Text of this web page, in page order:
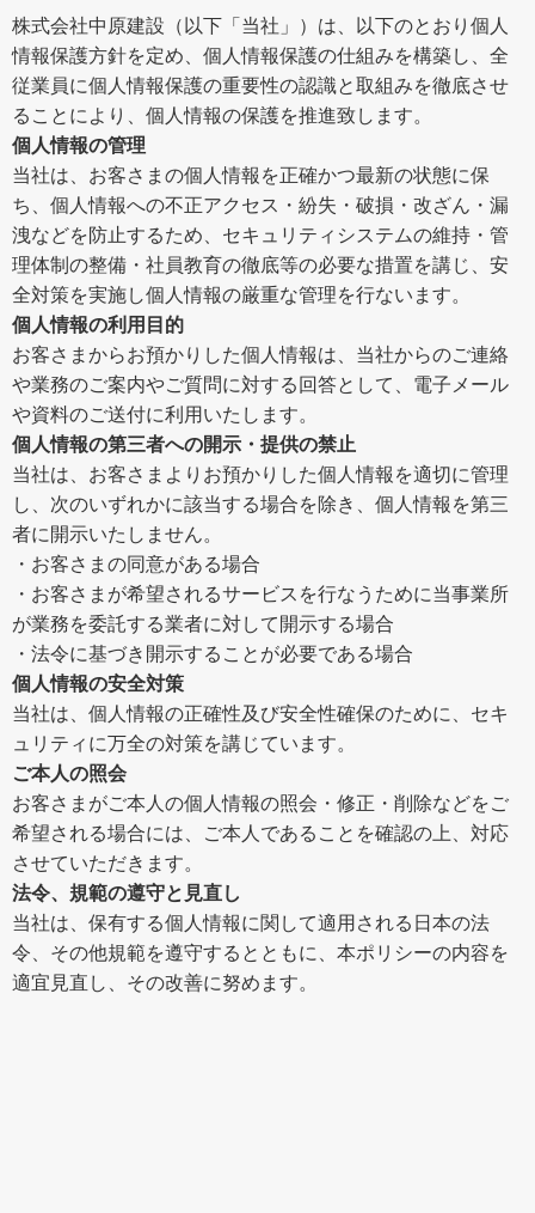
株式会社中原建設（以下「当社」）は、以下のとおり個人
情報保護方針を定め、個人情報保護の仕組みを構築し、全
従業員に個人情報保護の重要性の認識と取組みを徹底させ
ることにより、個人情報の保護を推進致します。
個人情報の管理
当社は、お客さまの個人情報を正確かつ最新の状態に保
ち、個人情報への不正アクセス・紛失・破損・改ざん・漏
洩などを防止するため、セキュリティシステムの維持・管
理体制の整備・社員教育の徹底等の必要な措置を講じ、安
全対策を実施し個人情報の厳重な管理を行ないます。
個人情報の利用目的
お客さまからお預かりした個人情報は、当社からのご連絡
や業務のご案内やご質問に対する回答として、電子メール
や資料のご送付に利用いたします。
個人情報の第三者への開示・提供の禁止
当社は、お客さまよりお預かりした個人情報を適切に管理
し、次のいずれかに該当する場合を除き、個人情報を第三
者に開示いたしません。
・お客さまの同意がある場合
・お客さまが希望されるサービスを行なうために当事業所
が業務を委託する業者に対して開示する場合
・法令に基づき開示することが必要である場合
個人情報の安全対策
当社は、個人情報の正確性及び安全性確保のために、セキ
ュリティに万全の対策を講じています。
ご本人の照会
お客さまがご本人の個人情報の照会・修正・削除などをご
希望される場合には、ご本人であることを確認の上、対応
させていただきます。
法令、規範の遵守と見直し
当社は、保有する個人情報に関して適用される日本の法
令、その他規範を遵守するとともに、本ポリシーの内容を
適宜見直し、その改善に努めます。